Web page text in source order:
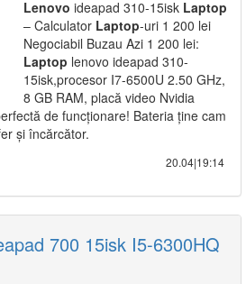
Lenovo ideapad 310-15isk Laptop
– Calculator Laptop-uri 1 200 lei
Negociabil Buzau Azi 1 200 lei:
Laptop lenovo ideapad 310-
15isk,procesor I7-6500U 2.50 GHz,
8 GB RAM, placă video Nvidia
de funcționare! Bateria ține cam
și încărcător.
20.04|19:14
700 15isk I5-6300HQ